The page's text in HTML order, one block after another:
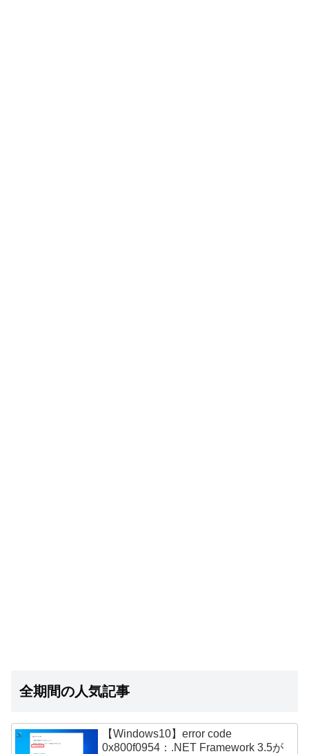
全期間の人気記事
【Windows10】error code
0x800f0954：.NET Framework 3.5が